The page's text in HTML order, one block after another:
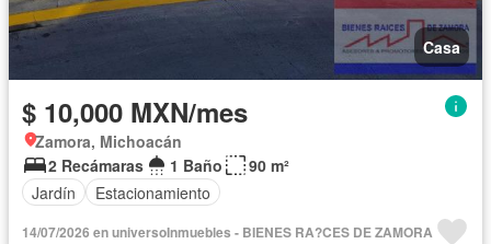
Casa
$ 10,000 MXN/mes
Zamora, Michoacán
2 Recámaras
1 Baño
90 m²
Jardín
Estacionamiento
14/07/2026 en universoInmuebles - BIENES RA?CES DE ZAMORA